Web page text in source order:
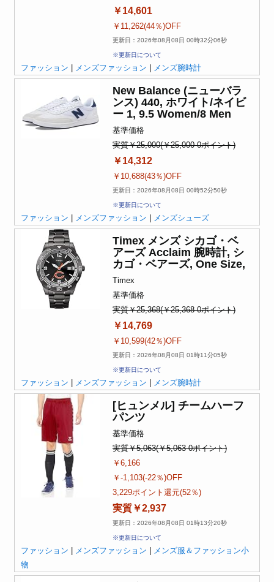
￥14,601
￥11,262(44％)OFF
更新日：2026年08月08日 00時32分06秒
※更新日について
ファッション メンズファッション メンズ腕時計
New Balance (ニューバラ
ンス) 440, ホワイト/ネイビ
ー 1, 9.5 Women/8 Men
基準価格
実質￥25,000(￥25,000-0ポイント)
￥14,312
￥10,688(43％)OFF
更新日：2026年08月08日 00時52分50秒
※更新日について
ファッション メンズファッション メンズシューズ
Timex メンズ シカゴ・ベ
アーズ Acclaim 腕時計, シ
カゴ・ベアーズ, One Size,
Timex
基準価格
実質￥25,368(￥25,368-0ポイント)
￥14,769
￥10,599(42％)OFF
更新日：2026年08月08日 01時11分05秒
※更新日について
ファッション メンズファッション メンズ腕時計
[ヒュンメル] チームハーフ
パンツ
基準価格
実質￥5,063(￥5,063-0ポイント)
￥6,166
￥-1,103(-22％)OFF
3,229ポイント還元(52％)
実質￥2,937
更新日：2026年08月08日 01時13分20秒
※更新日について
ファッション メンズファッション
メンズ服＆ファッション小
物